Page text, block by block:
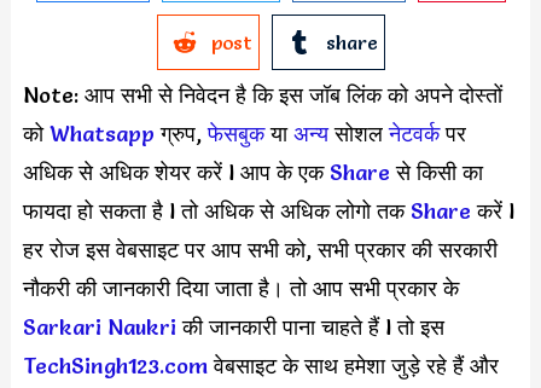
post share
Note: आप सभी से निवेदन है कि इस जॉब लिंक को अपने दोस्तों
कोWhatsapp ग्रुप,फेसबुकयाअन्यसोशलनेटवर्कपर
अधिक से अधिक शेयर करें l आप के एक Shareसे किसी का
फायदा हो सकता है l तो अधिक से अधिक लोगो तकShareकरें l
हर रोज इस वेबसाइट पर आप सभी को, सभी प्रकार की सरकारी
नौकरी की जानकारी दिया जाता है। तो आप सभी प्रकार के
Sarkari Naukri की जानकारी पाना चाहते हैं l तो इस
TechSingh123.comवेबसाइट के साथ हमेशा जुड़े रहे हैं और